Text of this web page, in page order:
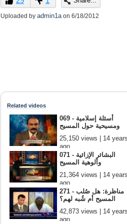
1
hour,
Uploaded by admin1a on 6/18/2012
Related videos
069 - أسئلة إسلامية
ومسيحية حول المسيح
25,150 views | 14
ago
071 - البشائر الإزائية
وألوهية المسيح
21,364 views | 14
ago
271 - مناظرة: هل صُلب
المسيح أم شُبه لهم؟
42,873 views | 14
ago